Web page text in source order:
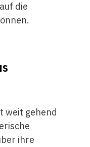
die
weit gehend
ihre